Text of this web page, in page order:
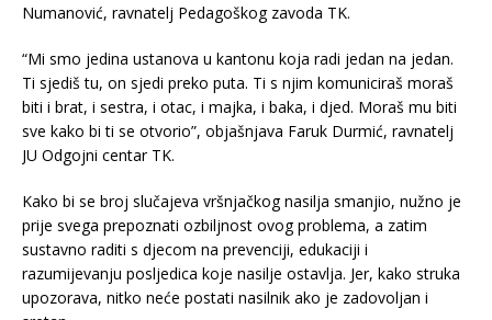
Numanović, ravnatelj Pedagoškog zavoda TK.
“Mi smo jedina ustanova u kantonu koja radi jedan na jedan.
Ti sjediš tu, on sjedi preko puta. Ti s njim komuniciraš moraš
biti i brat, i sestra, i otac, i majka, i baka, i djed. Moraš mu biti
sve kako bi ti se otvorio”, objašnjava Faruk Durmić, ravnatelj
JU Odgojni centar TK.
Kako bi se broj slučajeva vršnjačkog nasilja smanjio, nužno je
prije svega prepoznati ozbiljnost ovog problema, a zatim
sustavno raditi s djecom na prevenciji, edukaciji i
razumijevanju posljedica koje nasilje ostavlja. Jer, kako struka
upozorava, nitko neće postati nasilnik ako je zadovoljan i